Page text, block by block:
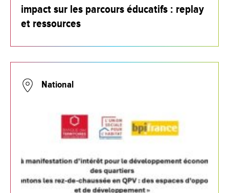
impact sur les parcours éducatifs : replay
et ressources
National